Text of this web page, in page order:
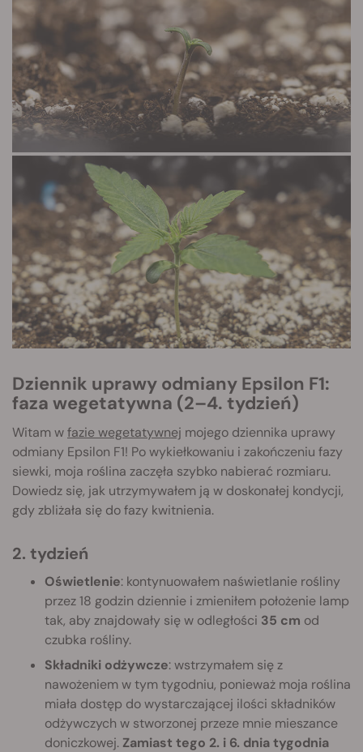
Dziennik uprawy odmiany Epsilon F1:
faza wegetatywna (2–4. tydzień)
Witam wfazie wegetatywnej mojego dziennika uprawy
odmiany Epsilon F1! Po wykiełkowaniu i zakończeniu fazy
siewki, moja roślina zaczęła szybko nabierać rozmiaru.
Dowiedz się, jak utrzymywałem ją w doskonałej kondycji,
gdy zbliżała się do fazy kwitnienia.
2. tydzień
Oświetlenie: kontynuowałem naświetlanie rośliny
przez 18 godzin dziennie i zmieniłem położenie lamp
tak, aby znajdowały się w odległości 35 cm od
czubka rośliny.
Składniki odżywcze: wstrzymałem się z
nawożeniem w tym tygodniu, ponieważ moja roślina
miała dostęp do wystarczającej ilości składników
odżywczych w stworzonej przeze mnie mieszance
doniczkowej. Zamiast tego 2. i 6. dnia tygodnia